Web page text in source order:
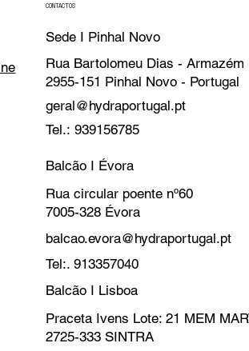
CONTACTOS
Sede I Pinhal Novo
Rua Bartolomeu Dias - Armazém
2955-151 Pinhal Novo - Portugal
geral@hydraportugal.pt
Tel.: 939156785
Balcão I Évora
Rua circular poente nº60
7005-328 Évora
balcao.evora@hydraportugal.pt
Tel:. 913357040
Balcão I Lisboa
Praceta Ivens Lote: 21 MEM
2725-333 SINTRA